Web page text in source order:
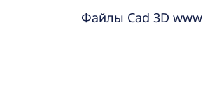
Файлы Cad 3D www